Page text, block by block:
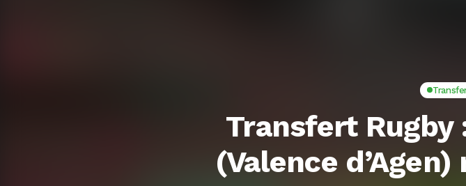
Transfert Rugby
(Valence